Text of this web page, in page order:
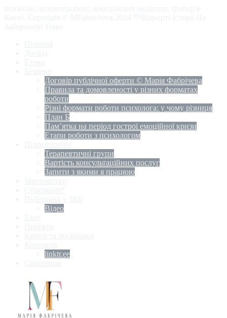
Договір публічної оферти © Марія Фабрічева
Правила та домовленості у різних форматах
роботи
Різні формати роботи психолога: у чому різниця
План Б
Пам’ятка на період гострої емоційної кризи
Етапи роботи з психологом
Терапевтичні групи
Вартість консультаційних послуг
Запити з якими я працюю
Відео
linktr.ee